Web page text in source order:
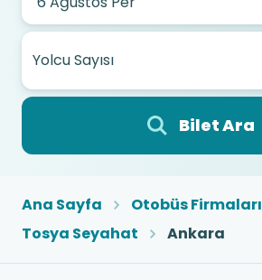
Yolcu Sayısı
Bilet Ara
Ana Sayfa
Otobüs Firmaları
Tosya Seyahat
Ankara